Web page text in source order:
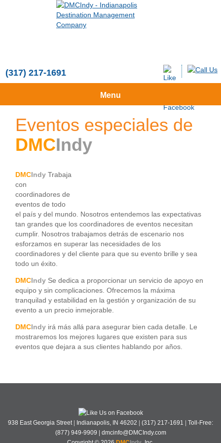
(317) 217-1691
Menu
Eventos especiales de
DMCIndy
DMCIndy Trabaja
con
coordinadores de
eventos de todo
el país y del mundo. Nosotros entendemos las expectativas
tan grandes que los coordinadores de eventos necesitan
cumplir. Nosotros trabajamos detrás de escenario nos
esforzamos en superar las necesidades de los
coordinadores y del cliente para que su evento brille y sea
todo un éxito.
DMCIndy Se dedica a proporcionar un servicio de apoyo en
equipo y sin complicaciones. Ofrecemos la máxima
tranquilad y estabilidad en la gestión y organización de su
evento a un precio inmejorable.
DMCIndy irá más allá para asegurar bien cada detalle. Le
mostraremos los mejores lugares que existen para sus
eventos que dejara a sus clientes hablando por años.
938 East Georgia Street Indianapolis, IN 46202 (317) 217-1691
Toll-Free:
(877) 949-9909
dmcinfo@DMCIndy.com